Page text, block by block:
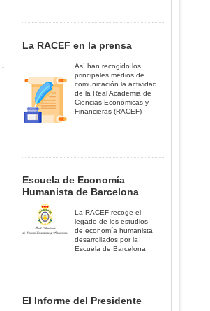
La RACEF en la prensa
Así han recogido los
principales medios de
comunicación la actividad
de la Real Academia de
Ciencias Económicas y
Financieras (RACEF)
Escuela de Economía
Humanista de Barcelona
La RACEF recoge el
legado de los estudios
de economía humanista
desarrollados por la
Escuela de Barcelona
El Informe del Presidente